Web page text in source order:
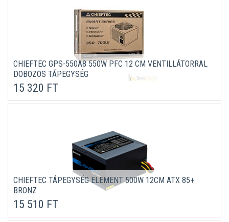
CHIEFTEC GPS-550A8 550W PFC 12 CM VENTILLÁTORRAL
DOBOZOS TÁPEGYSÉG
15 320 FT
CHIEFTEC TÁPEGYSÉG ELEMENT 500W 12CM ATX 85+
BRONZ
15 510 FT